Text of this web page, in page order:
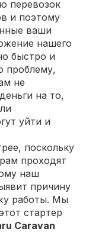
перевозок
и поэтому
ваши
нашего
быстро и
проблему,
не
на то,
уйти и
поскольку
проходят
наш
причину
работы. Мы
стартер
Caravan